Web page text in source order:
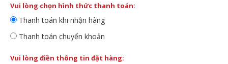
Vui lòng chọn hình thức thanh toán:
Thanh toán khi nhận hàng
Thanh toán chuyển khoản
Vui lòng điền thông tin đặt hàng: